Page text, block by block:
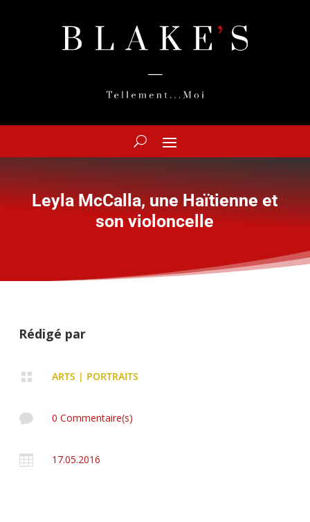
Leyla McCalla, une Haïtienne et
son violoncelle
Rédigé par
 ARTS | PORTRAITS
 0 Commentaire(s)
 17.05.2016